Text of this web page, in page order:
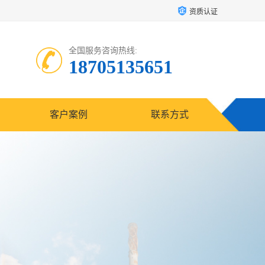
资质认证
全国服务咨询热线:
18705135651
客户案例 联系方式